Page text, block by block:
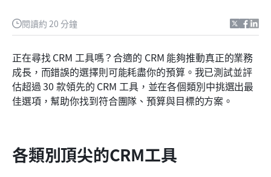
閱讀約 20 分鐘
正在尋找 CRM 工具嗎？合適的 CRM 能夠推動真正的業務
成長，而錯誤的選擇則可能耗盡你的預算。我已測試並評
估超過 30 款領先的 CRM 工具，並在各個類別中挑選出最
佳選項，幫助你找到符合團隊、預算與目標的方案。
各類別頂尖的CRM工具
最佳全方位CRM
最佳銷售導向的CRM工具
最佳行銷CRM工具
最簡單好用的CRM